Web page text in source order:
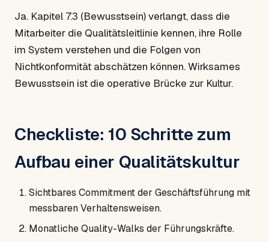
Ja. Kapitel 7.3 (Bewusstsein) verlangt, dass die
Mitarbeiter die Qualitätsleitlinie kennen, ihre Rolle
im System verstehen und die Folgen von
Nichtkonformität abschätzen können. Wirksames
Bewusstsein ist die operative Brücke zur Kultur.
Checkliste: 10 Schritte zum
Aufbau einer Qualitätskultur
Sichtbares Commitment der Geschäftsführung mit
messbaren Verhaltensweisen.
Monatliche Quality-Walks der Führungskräfte.